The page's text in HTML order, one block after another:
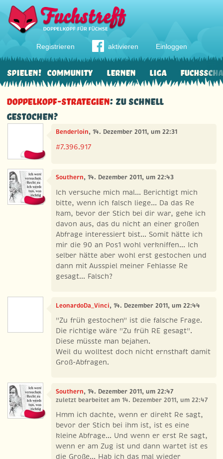
Registrieren aktivieren Einloggen
Community Lernen Liga
Spielen!
Doppelkopf-Strategien: Zu schnell
gestochen?
Benderloin, 14. Dezember 2011, um 22:31
#7.396.917
Southern, 14. Dezember 2011, um 22:43
Ich versuche mich mal... Berichtigt mich
bitte, wenn ich falsch liege... Da das Re
kam, bevor der Stich bei dir war, gehe ich
davon aus, das du nicht an einer großen
Abfrage interessiert bist... Somit hätte ich
mir die 90 an Pos1 wohl verkniffen... Ich
selber hätte aber wohl erst gestochen und
dann mit Ausspiel meiner Fehlasse Re
gesagt... Falsch?
LeonardoDa_Vinci, 14. Dezember 2011, um 22:44
"Zu früh gestochen" ist die falsche Frage.
Die richtige wäre "Zu früh RE gesagt".
Diese müsste man bejahen.
Weil du wolltest doch nicht ernsthaft damit
Groß-Abfragen.
Southern, 14. Dezember 2011, um 22:47
zuletzt bearbeitet am 14. Dezember 2011, um 22:47
Hmm ich dachte, wenn er direkt Re sagt,
bevor der Stich bei ihm ist, ist es eine
kleine Abfrage... Und wenn er erst Re sagt,
wenn er am Zug ist und dann wartet ist es
die Große... Hab ich das mal wieder